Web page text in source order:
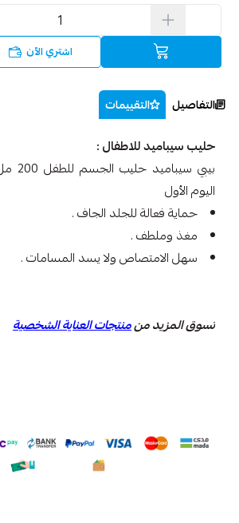
اشتري الآن
التفاصيل التقييمات
حليب سيباميد للاطفال :
اليوم الأول
حماية فعالة للجلد الجاف .
مغذ وملطف .
سهل الامتصاص ولا يسد المسامات .
تسوق المزيد منمنتجات العناية الشخصية